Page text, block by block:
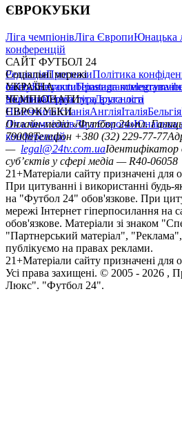
ЄВРОКУБКИ
Ліга чемпіонівЛіга ЄвропиЮнацька
конференцій
САЙТ ФУТБОЛ 24
РедакціяПрогнозиПолітика
сайтуКонтактиПравила
політикаСтруктура власності
Соціальні мережі
facebookxyoutubeinstagramtelegram
УКРАЇНА
УкраїнаПерша лігаДруга ліга
ЧЕМПІОНАТИ
НімеччинаІспаніяАнгліяІталіяБельгія
ЄВРОКУБКИ
Ліга чемпіонівЛіга ЄвропиЮнацька
конференцій
Онлайн-медіа «Футбол 24»пл.
79008Телефон +380 (32) 229-77-77
— legal@24tv.com.uaІдентифікатор
суб’єктів у сфері медіа — R40-06058
21+Матеріали сайту призначені для
При цитуванні і використанні будь-
на "Футбол 24" обов'язкове. При
мережі Інтернет гіперпосилання на
обов'язкове. Матеріали зі знаком
"Партнерський матеріал",
публікуємо на правах реклами.
21+Матеріали сайту призначені для
Усi права захищенi. © 2005 - 2026 ,
Люкс". "Футбол 24".